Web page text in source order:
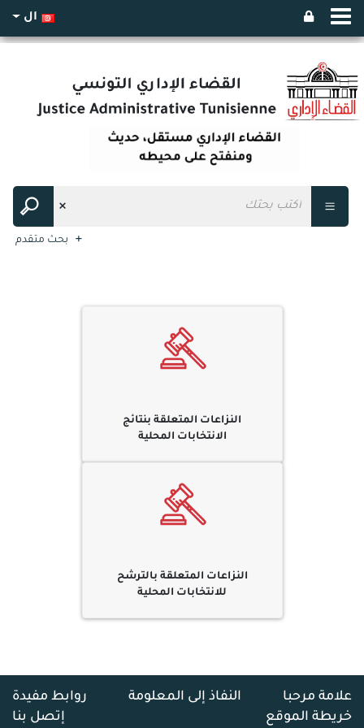
ال
بحث متقدم
النزاعات المتعلقة بنتائج
الانتخابات المحلية
النزاعات المتعلقة بالترشح
للانتخابات المحلية
علامة مرحبا النفاذ إلى المعلومة
روابط مفيدة
خريطة الموقع
إتصل بنا